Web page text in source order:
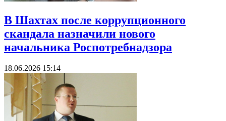
В Шахтах после коррупционного
скандала назначили нового
начальника Роспотребнадзора
18.06.2026 15:14